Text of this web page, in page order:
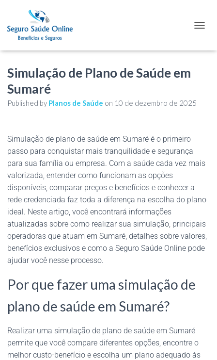
Simulação de Plano de Saúde em
Sumaré
Published by Planos de Saúde on 10 de dezembro de 2025
Simulação de plano de saúde em Sumaré é o primeiro
passo para conquistar mais tranquilidade e segurança
para sua família ou empresa. Com a saúde cada vez mais
valorizada, entender como funcionam as opções
disponíveis, comparar preços e benefícios e conhecer a
rede credenciada faz toda a diferença na escolha do plano
ideal. Neste artigo, você encontrará informações
atualizadas sobre como realizar sua simulação, principais
operadoras que atuam em Sumaré, detalhes sobre valores,
benefícios exclusivos e como a Seguro Saúde Online pode
ajudar você nesse processo.
Por que fazer uma simulação de
plano de saúde em Sumaré?
Realizar uma simulação de plano de saúde em Sumaré
permite que você compare diferentes opções, encontre o
melhor custo-benefício e escolha um plano adequado às